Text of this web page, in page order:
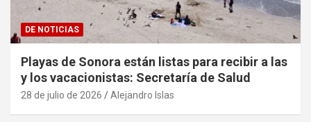
DE NOTICIAS
Playas de Sonora están listas para recibir a las
y los vacacionistas: Secretaría de Salud
28 de julio de 2026 Alejandro Islas